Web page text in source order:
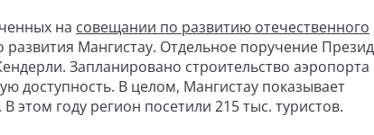
на совещании по развитию отечественного
Мангистау. Отдельное поручение
Запланировано строительство аэропорта
доступность. В целом, Мангистау показывает
году регион посетили 215 тыс. туристов.